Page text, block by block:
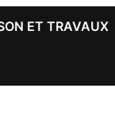
ET TRAVAUX